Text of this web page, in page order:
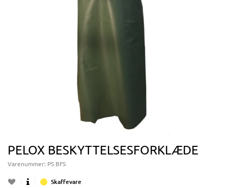
PELOX BESKYTTELSESFORKLÆDE
Varenummer: PS BFS
Skaffevare